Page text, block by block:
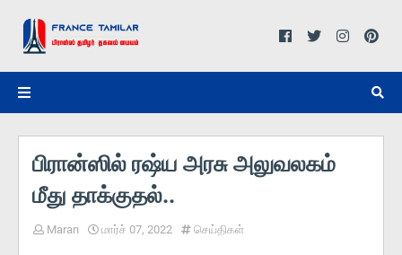
பிரான்ஸில் ரஷ்ய அரசு அலுவலகம்
மீது தாக்குதல்..
Maran மார்ச் 07, 2022 செய்திகள்